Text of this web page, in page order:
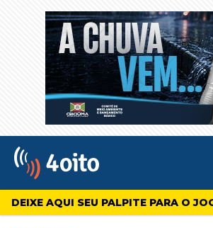
4oito
DEIXE AQUI SEU PALPITE PARA O